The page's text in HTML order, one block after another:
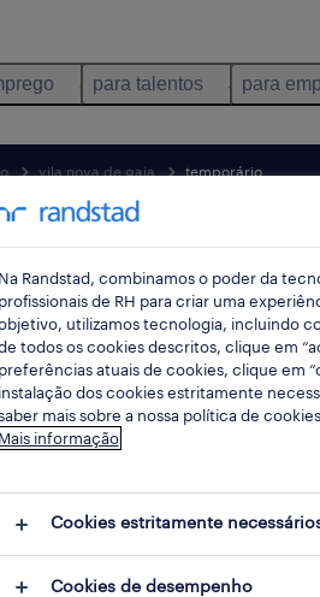
para talentos para
vila nova de gaia temporário
empregos
Na Randstad, combinamos o poder da
profissionais de RH para criar uma
utilizamos tecnologia, incluindo
todos os cookies descritos, clique em
preferências atuais de cookies, clique em
instalação dos cookies estritamente
mais sobre a nossa política de
Mais informação
Cookies estritamente
Cookies de desempenho